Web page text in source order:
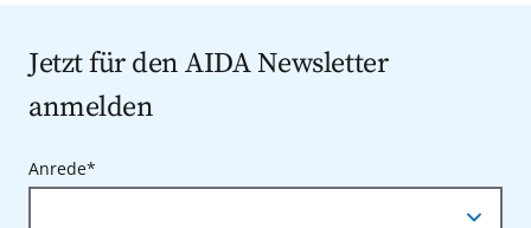
Jetzt für den AIDA Newsletter
anmelden
Anrede*